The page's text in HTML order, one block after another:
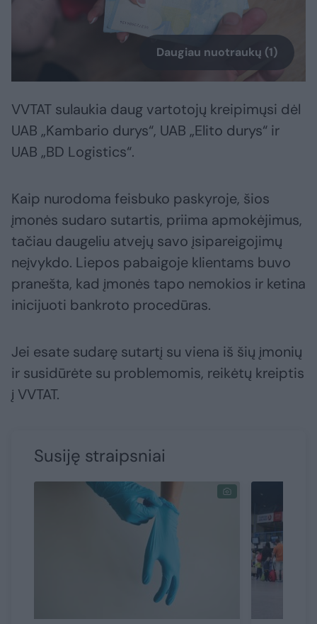
Daugiau nuotraukų (1)
VVTAT sulaukia daug vartotojų kreipimųsi dėl
UAB „Kambario durys“, UAB „Elito durys“ ir
UAB „BD Logistics“.
Kaip nurodoma feisbuko paskyroje, šios
įmonės sudaro sutartis, priima apmokėjimus,
tačiau daugeliu atvejų savo įsipareigojimų
neįvykdo. Liepos pabaigoje klientams buvo
pranešta, kad įmonės tapo nemokios ir ketina
inicijuoti bankroto procedūras.
Jei esate sudarę sutartį su viena iš šių įmonių
ir susidūrėte su problemomis, reikėtų kreiptis
į VVTAT.
Susiję straipsniai